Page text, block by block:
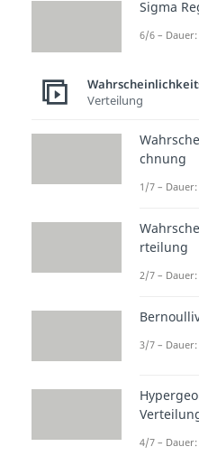
Studyflix
Die
brauchst
Sigma
6/6 – Dauer:
Verteilung
chnung
1/7 – Dauer:
rteilung
2/7 – Dauer:
3/7 – Dauer:
4/7 – Dauer: